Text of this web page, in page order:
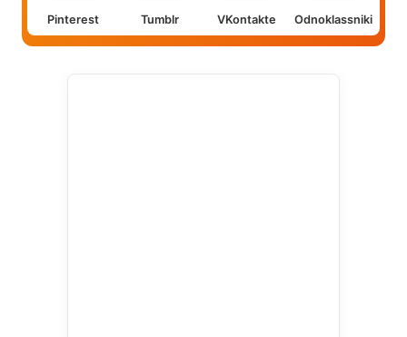
Pinterest Tumblr VKontakte Odnoklassniki